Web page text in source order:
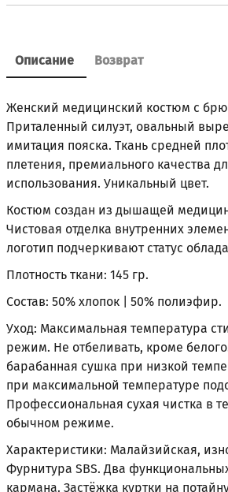
Описание Возврат
Женский медицинский костюм с
Приталенный силуэт, овальный
имитация пояска. Ткань средней
плетения, премиального качества
использования. Уникальный цвет.
Костюм создан из дышащей
Чистовая отделка внутренних
логотип подчеркивают статус
Плотность ткани: 145 гр.
Состав: 50% хлопок | 50% полиэфир.
Уход: Максимальная температура
режим. Не отбеливать, кроме
барабанная сушка при низкой
при максимальной температуре
Профессиональная сухая чистка в
обычном режиме.
Характеристики: Малайзийская,
Фурнитура SBS. Два
кармана. Застёжка куртки на